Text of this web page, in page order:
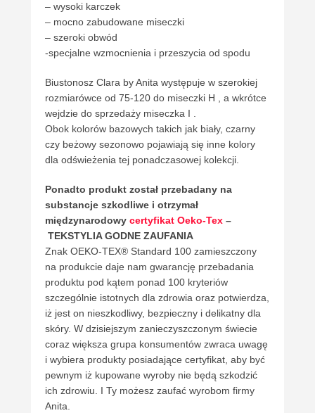
– wysoki karczek
– mocno zabudowane miseczki
– szeroki obwód
-specjalne wzmocnienia i przeszycia od spodu
Biustonosz Clara by Anita występuje w szerokiej
rozmiarówce od 75-120 do miseczki H , a wkrótce
wejdzie do sprzedaży miseczka I .
Obok kolorów bazowych takich jak biały, czarny
czy beżowy sezonowo pojawiają się inne kolory
dla odświeżenia tej ponadczasowej kolekcji.
Ponadto produkt został przebadany na
substancje szkodliwe i otrzymał
międzynarodowy certyfikat Oeko-Tex –
TEKSTYLIA GODNE ZAUFANIA
Znak OEKO-TEX® Standard 100 zamieszczony
na produkcie daje nam gwarancję przebadania
produktu pod kątem ponad 100 kryteriów
szczególnie istotnych dla zdrowia oraz potwierdza,
iż jest on nieszkodliwy, bezpieczny i delikatny dla
skóry. W dzisiejszym zanieczyszczonym świecie
coraz większa grupa konsumentów zwraca uwagę
i wybiera produkty posiadające certyfikat, aby być
pewnym iż kupowane wyroby nie będą szkodzić
ich zdrowiu. I Ty możesz zaufać wyrobom firmy
Anita.